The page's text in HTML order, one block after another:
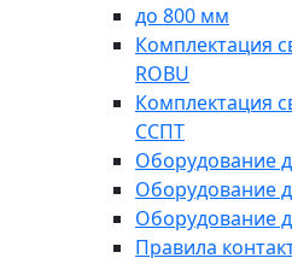
до 800 мм
Комплектация
ROBU
Комплектация
ССПТ
Оборудование
Оборудование
Оборудование
Правила